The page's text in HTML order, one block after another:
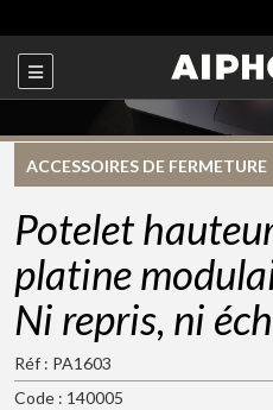
ACCESSOIRES DE FERMETURE
Potelet
platine
Ni repris, ni
Réf : PA1603
Code : 140005